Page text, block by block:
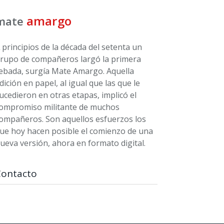
amargo
principios de la década del setenta un
de compañeros largó la primera
surgía Mate Amargo. Aquella
en papel, al igual que las que le
en otras etapas, implicó el
militante de muchos
Son aquellos esfuerzos los
hoy hacen posible el comienzo de una
versión, ahora en formato digital.